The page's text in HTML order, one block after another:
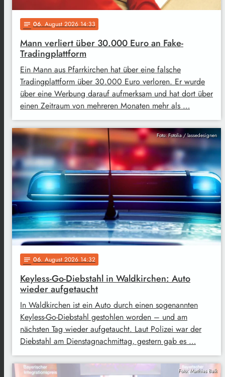
notes 06. August 2026 14:33
Mann verliert über 30.000 Euro an Fake-
Tradingplattform
Ein Mann aus Pfarrkirchen hat über eine falsche
Tradingplattform über 30.000 Euro verloren. Er wurde
über eine Werbung darauf aufmerksam und hat dort über
einen Zeitraum von mehreren Monaten mehr als …
Foto: Fotolia / lassedesignen
notes 06. August 2026 14:32
Keyless-Go-Diebstahl in Waldkirchen: Auto
wieder aufgetaucht
In Waldkirchen ist ein Auto durch einen sogenannten
Keyless-Go-Diebstahl gestohlen worden – und am
nächsten Tag wieder aufgetaucht. Laut Polizei war der
Diebstahl am Dienstagnachmittag, gestern gab es …
Foto: Matthias Balk